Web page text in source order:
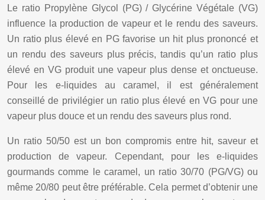
Le ratio Propylène Glycol (PG) / Glycérine Végétale (VG)
influence la production de vapeur et le rendu des saveurs.
Un ratio plus élevé en PG favorise un hit plus prononcé et
un rendu des saveurs plus précis, tandis qu’un ratio plus
élevé en VG produit une vapeur plus dense et onctueuse.
Pour les e-liquides au caramel, il est généralement
conseillé de privilégier un ratio plus élevé en VG pour une
vapeur plus douce et un rendu des saveurs plus rond.
Un ratio 50/50 est un bon compromis entre hit, saveur et
production de vapeur. Cependant, pour les e-liquides
gourmands comme le caramel, un ratio 30/70 (PG/VG) ou
même 20/80 peut être préférable. Cela permet d’obtenir une